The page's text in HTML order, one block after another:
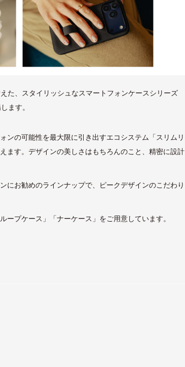
た、スタイリッシュなスマートフォンケースシリーズ
ます。
ンの可能性を最大限に引き出すエコシステム「スリムリ
ます。デザインの美しさはもちろんのこと、精密に設計
にお勧めのラインナップで、ピークデザインのこだわり
プケース」「ナーケース」をご用意しています。